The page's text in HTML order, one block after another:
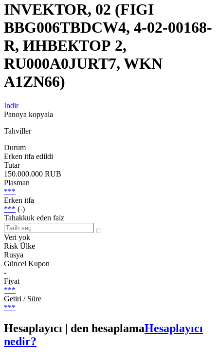
INVEKTOR, 02 (FIGI
BBG006TBDCW4, 4-02-00168-
R, ИНВЕКТОР 2,
RU000A0JURT7, WKN
A1ZN66)
İndir
Panoya kopyala
Tahviller
Durum
Erken itfa edildi
Tutar
150.000.000 RUB
Plasman
***
Erken itfa
*** (-)
Tahakkuk eden faiz
Veri yok
Risk Ülke
Rusya
Güncel Kupon
-
Fiyat
***
Getiri / Süre
***
Hesaplayıcı | den hesaplamaHesaplayıcı
nedir?